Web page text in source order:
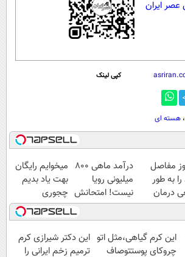
عصر ایران
کپی لینک
، هسته ای
مفاصل
به طور
درمان
درآمد ماهی 800
میلیونی رویا
نیست! امتحانش
مجانیه😉
میخوایم رایگان
بهت یاد بدیم
چجوری
پولدارشی! باور
نداری امتحانش
مجانیه
این کرم گیاهی،مثل اتو
چروکای پوستتوصاف
این دکتر شیرازی کرم
ترمیم زخم ایرانی را